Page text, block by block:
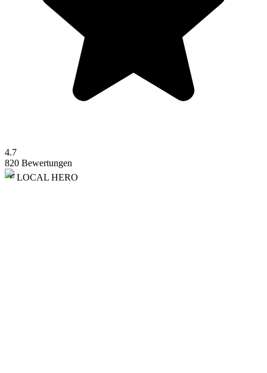
4.7
820 Bewertungen
LOCAL HERO